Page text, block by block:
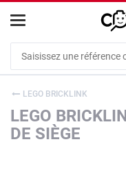
LEGO BRICKLINK
LEGO
DE SIÈGE
Cookies management panel